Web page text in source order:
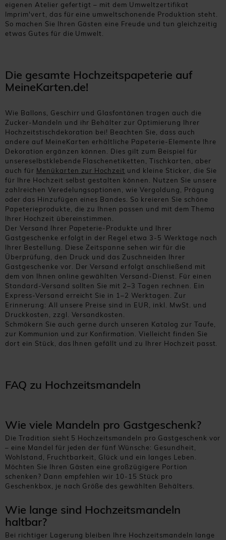
eigenen Atelier gefertigt – mit dem Umweltzertifikat
Imprim'vert, das für eine umweltschonende Produktion steht.
So machen Sie Ihren Gästen eine Freude und tun gleichzeitig
etwas Gutes für die Umwelt.
Die gesamte Hochzeitspapeterie auf
MeineKarten.de!
Wie Ballons, Geschirr und Glasfontänen tragen auch die
Zucker-Mandeln und ihr Behälter zur Optimierung Ihrer
Hochzeitstischdekoration bei! Beachten Sie, dass auch
andere auf MeineKarten erhältliche Papeterie-Elemente Ihre
Dekoration ergänzen können. Dies gilt zum Beispiel für
unsereselbstklebende Flaschenetiketten, Tischkarten, aber
auch für Menükarten zur Hochzeit und kleine Sticker, die Sie
für Ihre Hochzeit selbst gestalten können. Nutzen Sie unsere
zahlreichen Veredelungsoptionen, wie Vergoldung, Prägung
oder das Hinzufügen eines Bandes. So kreieren Sie schöne
Papeterieprodukte, die zu Ihnen passen und mit dem Thema
Ihrer Hochzeit übereinstimmen.
Der Versand Ihrer Papeterie-Produkte und Ihrer
Gastgeschenke erfolgt in der Regel etwa 3-5 Werktage nach
Ihrer Bestellung. Diese Zeitspanne sehen wir für die
Überprüfung, den Druck und das Zuschneiden Ihrer
Gastgeschenke vor. Der Versand erfolgt anschließend mit
dem von Ihnen online gewählten Versand-Dienst. Für einen
Standard-Versand sollten Sie mit 2–3 Tagen rechnen. Ein
Express-Versand erreicht Sie in 1–2 Werktagen. Zur
Erinnerung: All unsere Preise sind in EUR, inkl. MwSt. und
Druckkosten, zzgl. Versandkosten.
Schmökern Sie auch gerne durch unseren Katalog zur Taufe,
zur Kommunion und zur Konfirmation. Vielleicht finden Sie
dort ein Stück, das Ihnen gefällt und zu Ihrer Hochzeit passt.
FAQ zu Hochzeitsmandeln
Wie viele Mandeln pro Gastgeschenk?
Die Tradition sieht 5 Hochzeitsmandeln pro Gastgeschenk vor
– eine Mandel für jeden der fünf Wünsche: Gesundheit,
Wohlstand, Fruchtbarkeit, Glück und ein langes Leben.
Möchten Sie Ihren Gästen eine großzügigere Portion
schenken? Dann empfehlen wir 10-15 Stück pro
Geschenkbox, je nach Größe des gewählten Behälters.
Wie lange sind Hochzeitsmandeln
haltbar?
Bei richtiger Lagerung bleiben Ihre Hochzeitsmandeln lange